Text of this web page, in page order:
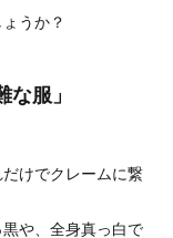
ト
うか？
服」
けでクレームに繋
や、全身真っ白で